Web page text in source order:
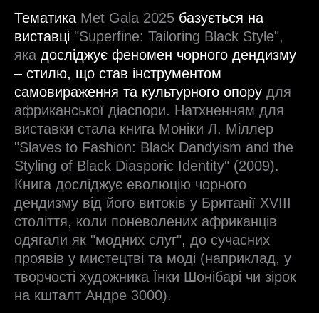
Тематика Met Gala 2025 базується на
виставці "Superfine: Tailoring Black Style",
яка досліджує феномен чорного дендизму
– стилю, що став інструментом
самовираження та культурного опору для
африканської діаспори. Натхненням для
виставки стала книга Моніки Л. Міллер
"Slaves to Fashion: Black Dandyism and the
Styling of Black Diasporic Identity" (2009).
Книга досліджує еволюцію чорного
дендизму від його витоків у Британії XVIII
століття, коли поневолених африканців
одягали як "модних слуг", до сучасних
проявів у мистецтві та моді (наприклад, у
творчості художника Їнки Шонібарі чи зірок
на кшталт Андре 3000).